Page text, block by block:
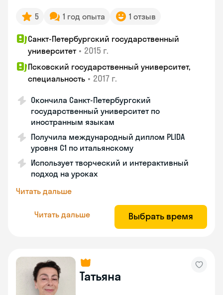
5 1 год опыта 1 отзыв
Санкт-Петербургский государственный
университет • 2015 г.
Псковский государственный университет,
специальность • 2017 г.
Окончила Санкт-Петербургский
государственный университет по
иностранным языкам
Получила международный диплом PLIDA
уровня С1 по итальянскому
Использует творческий и интерактивный
подход на уроках
Читать дальше
Читать дальше Выбрать время
Татьяна